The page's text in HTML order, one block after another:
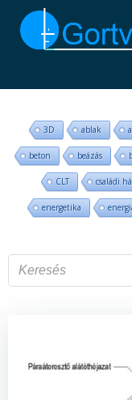
3D ablak
beton beázás
CLT családi
energetika